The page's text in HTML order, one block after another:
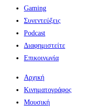
Gaming
Συνεντεύξεις
Podcast
Διαφημιστείτε
Επικοινωνία
Αρχική
Κινηματογράφος
Μουσική